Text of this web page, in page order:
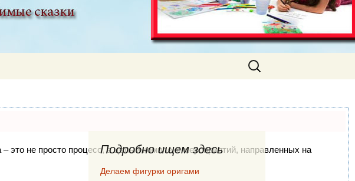
Искать:
это не просто процесс, а целый комплекс мероприятий, направленных на
Подробно ищем здесь
Делаем фигурки оригами